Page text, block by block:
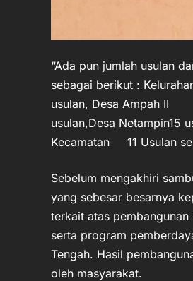
“Ada pun jumlah usulan
sebagai berikut :
usulan, Desa Ampah II
usulan,Desa Netampin15
Kecamatan 11 Usulan
Sebelum mengakhiri
yang sebesar besarnya
terkait atas
serta program
Tengah. Hasil
oleh masyarakat.